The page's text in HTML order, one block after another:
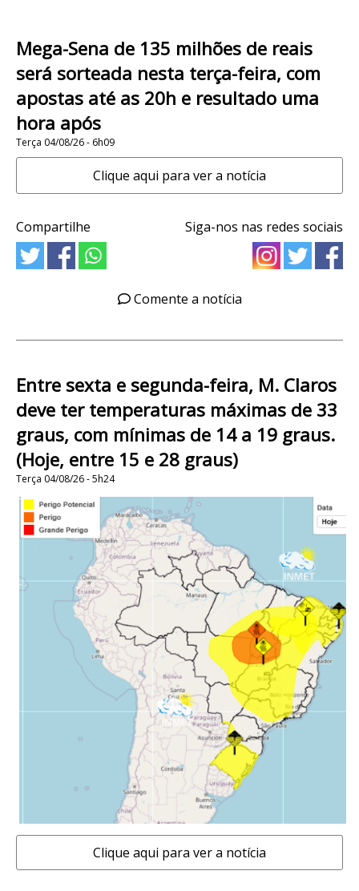
Mega-Sena de 135 milhões de reais
será sorteada nesta terça-feira, com
apostas até as 20h e resultado uma
hora após
Terça 04/08/26 - 6h09
Clique aqui para ver a notícia
Compartilhe Siga-nos nas redes sociais
Comente a notícia
Entre sexta e segunda-feira, M. Claros
deve ter temperaturas máximas de 33
graus, com mínimas de 14 a 19 graus.
(Hoje, entre 15 e 28 graus)
Terça 04/08/26 - 5h24
Clique aqui para ver a notícia